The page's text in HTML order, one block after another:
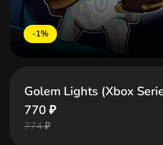
-1%
Golem Lights (Xbox
770 ₽
774 ₽